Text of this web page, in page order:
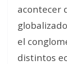
acontecer
el
distintos